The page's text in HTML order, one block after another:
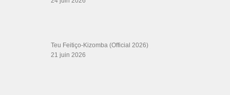
Teu Feitiço-Kizomba (Official 2026)
21 juin 2026